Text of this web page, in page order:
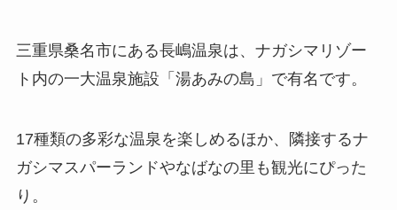
三重県桑名市にある長嶋温泉は、ナガシマリゾー
ト内の一大温泉施設「湯あみの島」で有名です。
17種類の多彩な温泉を楽しめるほか、隣接するナ
ガシマスパーランドやなばなの里も観光にぴった
り。